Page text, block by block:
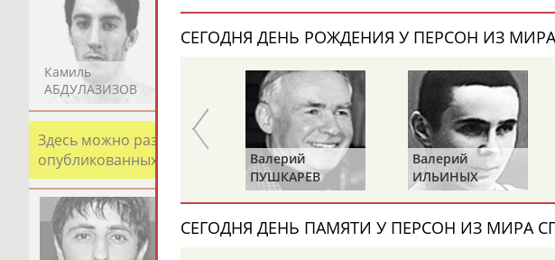
Камиль
АБДУЛАЗИЗОВ
Камалудин
АБДУЛДАУДОВ
Абдула
АБДУЛЖАЛИЛОВ
Здесь можно разместить информацию о хорошо известном
опубликованных записях. Страна должна знать своих героев! Герои
СЕГОДНЯ ДЕНЬ РОЖДЕНИЯ У ПЕРСОН ИЗ
Харис
ЮНИЧЕВ
Валерий
ПУШКАРЕВ
Валерий
ИЛЬИНЫХ
СЕГОДНЯ ДЕНЬ ПАМЯТИ У ПЕРСОН ИЗ МИРА